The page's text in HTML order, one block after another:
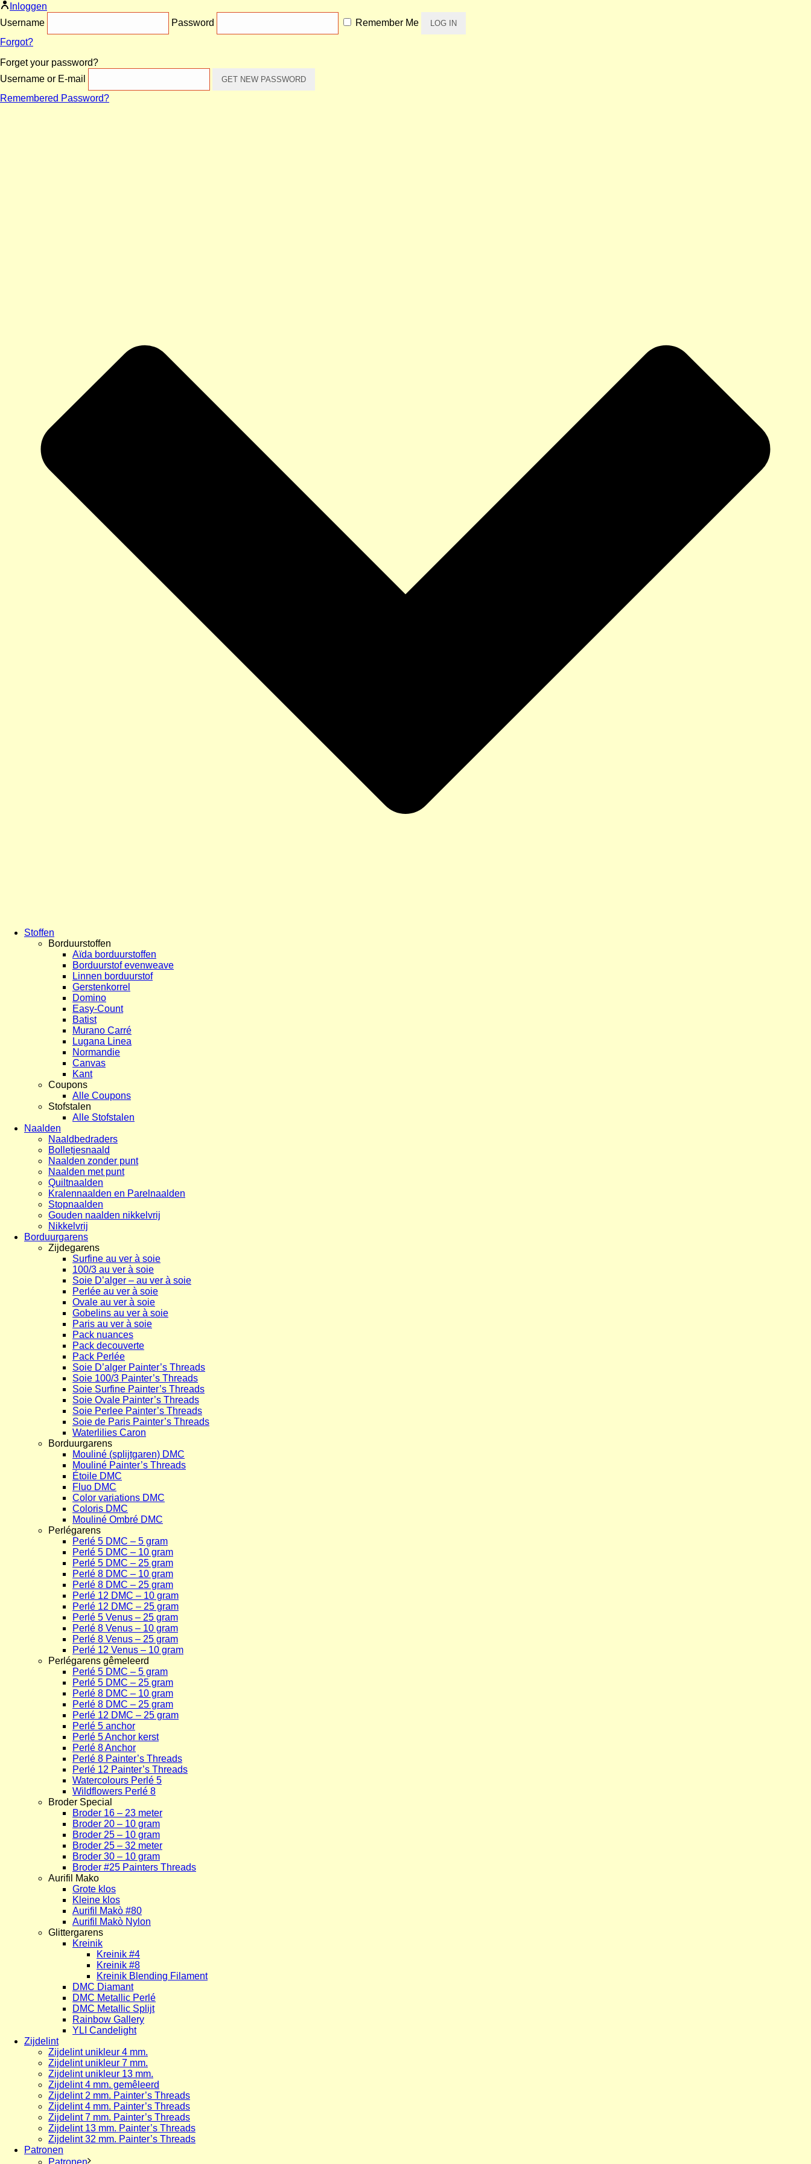
Inloggen
Username
Password
Remember Me
Forgot?
Forget your password?
Username or E-mail
Remembered Password?
Stoffen
Borduurstoffen
Aïda borduurstoffen
Borduurstof evenweave
Linnen borduurstof
Gerstenkorrel
Domino
Easy-Count
Batist
Murano Carré
Lugana Linea
Normandie
Canvas
Kant
Coupons
Alle Coupons
Stofstalen
Alle Stofstalen
Naalden
Naaldbedraders
Bolletjesnaald
Naalden zonder punt
Naalden met punt
Quiltnaalden
Kralennaalden en Parelnaalden
Stopnaalden
Gouden naalden nikkelvrij
Nikkelvrij
Borduurgarens
Zijdegarens
Surfine au ver à soie
100/3 au ver à soie
Soie D’alger – au ver à soie
Perlée au ver à soie
Ovale au ver à soie
Gobelins au ver à soie
Paris au ver à soie
Pack nuances
Pack decouverte
Pack Perlée
Soie D’alger Painter’s Threads
Soie 100/3 Painter’s Threads
Soie Surfine Painter’s Threads
Soie Ovale Painter’s Threads
Soie Perlee Painter’s Threads
Soie de Paris Painter’s Threads
Waterlilies Caron
Borduurgarens
Mouliné (splijtgaren) DMC
Mouliné Painter’s Threads
Étoile DMC
Fluo DMC
Color variations DMC
Coloris DMC
Mouliné Ombré DMC
Perlégarens
Perlé 5 DMC – 5 gram
Perlé 5 DMC – 10 gram
Perlé 5 DMC – 25 gram
Perlé 8 DMC – 10 gram
Perlé 8 DMC – 25 gram
Perlé 12 DMC – 10 gram
Perlé 12 DMC – 25 gram
Perlé 5 Venus – 25 gram
Perlé 8 Venus – 10 gram
Perlé 8 Venus – 25 gram
Perlé 12 Venus – 10 gram
Perlégarens gêmeleerd
Perlé 5 DMC – 5 gram
Perlé 5 DMC – 25 gram
Perlé 8 DMC – 10 gram
Perlé 8 DMC – 25 gram
Perlé 12 DMC – 25 gram
Perlé 5 anchor
Perlé 5 Anchor kerst
Perlé 8 Anchor
Perlé 8 Painter’s Threads
Perlé 12 Painter’s Threads
Watercolours Perlé 5
Wildflowers Perlé 8
Broder Special
Broder 16 – 23 meter
Broder 20 – 10 gram
Broder 25 – 10 gram
Broder 25 – 32 meter
Broder 30 – 10 gram
Broder #25 Painters Threads
Aurifil Mako
Grote klos
Kleine klos
Aurifil Makò #80
Aurifil Makò Nylon
Glittergarens
Kreinik
Kreinik #4
Kreinik #8
Kreinik Blending Filament
DMC Diamant
DMC Metallic Perlé
DMC Metallic Splijt
Rainbow Gallery
YLI Candelight
Zijdelint
Zijdelint unikleur 4 mm.
Zijdelint unikleur 7 mm.
Zijdelint unikleur 13 mm.
Zijdelint 4 mm. gemêleerd
Zijdelint 2 mm. Painter’s Threads
Zijdelint 4 mm. Painter’s Threads
Zijdelint 7 mm. Painter’s Threads
Zijdelint 13 mm. Painter’s Threads
Zijdelint 32 mm. Painter’s Threads
Patronen
Patronen